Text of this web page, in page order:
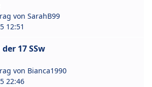
von SarahB99
12:51
17 SSw
von Bianca1990
22:46